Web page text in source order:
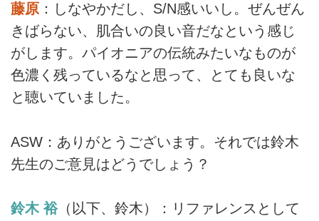
藤原 ：しなやかだし、S/N感いいし。ぜんぜん
きばらない、肌合いの良い音だなという感じ
がします。パイオニアの伝統みたいなものが
色濃く残っているなと思って、とても良いな
と聴いていました。
ASW：ありがとうございます。それでは鈴木
先生のご意見はどうでしょう？
鈴木 裕（以下、鈴木）：リファレンスとして